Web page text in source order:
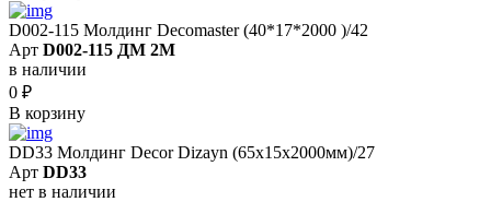
D002-115 Молдинг Decomaster (40*17*2000 )/42
Арт D002-115 ДМ 2М
в наличии
0 ₽
В корзину
DD33 Молдинг Decor Dizayn (65x15x2000мм)/27
Арт DD33
нет в наличии